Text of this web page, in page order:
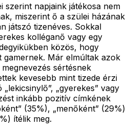
szerint napjaink játékosa nem
miszerint ő a szülei házának
játszó tizenéves. Sokkal
kolléganő vagy egy
közös, hogy
gamernek. Már elmúltak azok
sértésnek
kevesebb mint tizede érzi
„gyerekes” vagy
inkább pozitív címkének
(35%), „menőként” (29%)
ítélik meg.